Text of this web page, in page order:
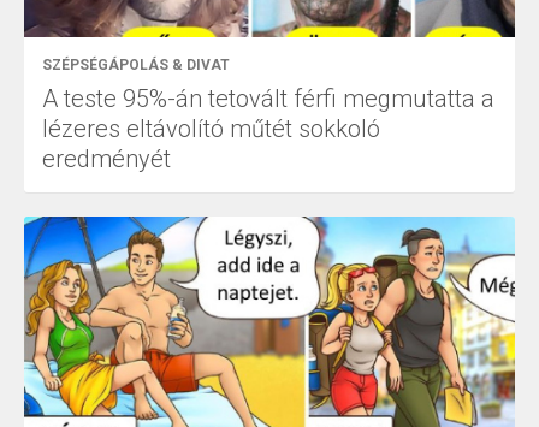
SZÉPSÉGÁPOLÁS & DIVAT
A teste 95%-án tetovált férfi megmutatta a
lézeres eltávolító műtét sokkoló
eredményét